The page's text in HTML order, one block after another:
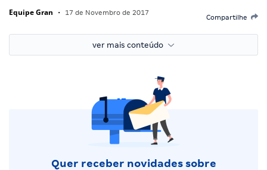
Equipe Gran • 17 de Novembro de 2017
Compartilhe
ver mais conteúdo
Quer receber novidades sobre